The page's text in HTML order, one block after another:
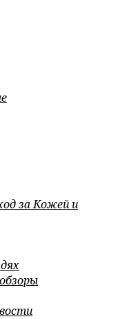
за Кожей и